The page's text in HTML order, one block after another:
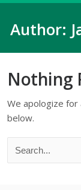
Author:
Nothing
We apologize for
below.